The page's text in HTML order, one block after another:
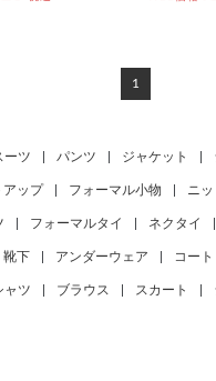
1
ーツ パンツ ジャケット
アップ フォーマル小物 ニ
フォーマルタイ ネクタイ
靴下 アンダーウェア コート
ャツ ブラウス スカート